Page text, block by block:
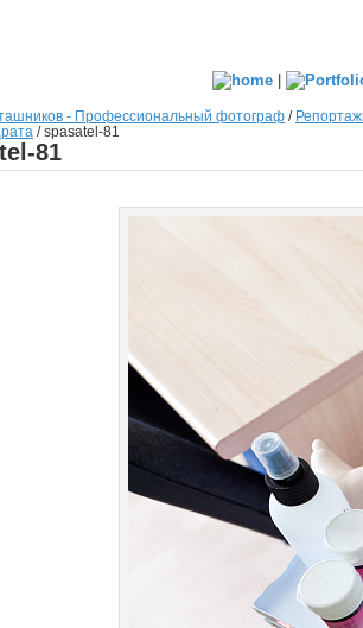
|
- Профессиональный фотограф /
/spasatel-81
81